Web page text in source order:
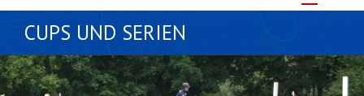
CUPS UND SERIEN